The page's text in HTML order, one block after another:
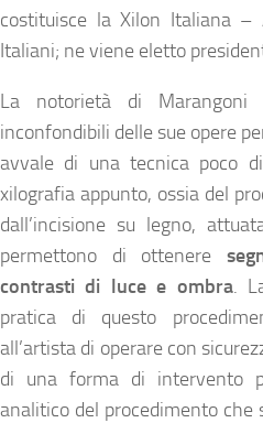
costituisce la Xilon Italiana –
Italiani; ne viene eletto
La notorietà di
inconfondibili delle sue opere
avvale di una tecnica poco
xilografia appunto, ossia del
dall’incisione su legno,
permettono di ottenere
contrasti di luce e ombra.
pratica di questo
all’artista di operare con
di una forma di intervento
analitico del procedimento